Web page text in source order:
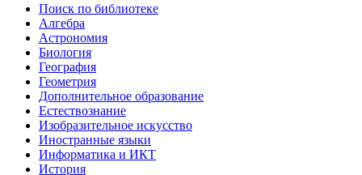
Поиск по библиотеке
Алгебра
Астрономия
Биология
География
Геометрия
Дополнительное образование
Естествознание
Изобразительное искусство
Иностранные языки
Информатика и ИКТ
История